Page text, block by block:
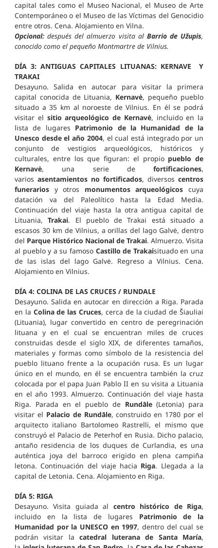
capital tales como el Museo Nacional, el Museo de Arte
Contemporáneo o el Museo de las Víctimas del Genocidio
entre otros. Cena. Alojamiento en Vilna.
Opcional: después del almuerzo visita al Barrio de Užupis,
conocido como el pequeño Montmartre de Vilnius.
DÍA 3: ANTIGUAS CAPITALES LITUANAS: KERNAVE Y
TRAKAI
Desayuno. Salida en autocar para visitar la primera
capital conocida de Lituania, Kernavė, pequeño pueblo
situado a 35 km al noroeste de Vilnius. En él se podrá
visitar el sitio arqueológico de Kernavė, incluido en la
lista de lugares Patrimonio de la Humanidad de la
Unesco desde el año 2004, el cual está integrado por un
conjunto de vestigios arqueológicos, históricos y
culturales, entre los que figuran: el propio pueblo de
Kernavė, una serie de fortificaciones,
varios asentamientos no fortificados, diversos centros
funerarios y otros monumentos arqueológicos cuya
datación va del Paleolítico hasta la Edad Media.
Continuación del viaje hasta la otra antigua capital de
Lituania, Trakai. El pueblo de Trakai está situado a
escasos 30 km de Vilnius, a orillas del lago Galvė, dentro
del Parque Histórico Nacional de Trakai. Almuerzo. Visita
al pueblo y a su famoso Castillo de Trakaisituado en una
de las islas del lago Galvė. Regreso a Vilnius. Cena.
Alojamiento en Vilnius.
DÍA 4: COLINA DE LAS CRUCES / RUNDALE
Desayuno. Salida en autocar en dirección a Riga. Parada
en la Colina de las Cruces, cerca de la ciudad de Šiauliai
(Lituania), lugar convertido en centro de peregrinación
lituana y en el cual se encuentran miles de cruces
construidas desde el siglo XIX, de diferentes tamaños,
materiales y formas como símbolo de la resistencia del
pueblo lituano frente a la ocupación rusa. Es un lugar
único en el mundo, en él se encuentra también la cruz
colocada por el papa Juan Pablo II en su visita a Lituania
en el año 1993. Almuerzo. Continuación del viaje hasta
Riga. Parada en el pueblo deRundāle(Letonia) para
visitar el Palacio de Rundāle, construido en 1780 por el
arquitecto italiano Bartolomeo Rastrelli, el mismo que
construyó el Palacio de Peterhof en Rusia. Dicho palacio,
antaño residencia de los duques de Curlandia, es una
auténtica joya del barroco erigido en plena campiña
letona. Continuación del viaje hacia Riga. Llegada a la
capital de Letonia. Cena. Alojamiento en Riga.
DÍA 5: RIGA
Desayuno. Visita guiada al centro histórico de Riga,
incluido en la lista de lugares Patrimonio de la
Humanidad por la UNESCO en 1997, dentro del cual se
podrán visitar lacatedral luterana de Santa María,